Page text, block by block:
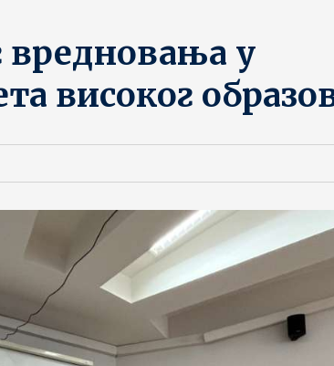
вредновања у
високог